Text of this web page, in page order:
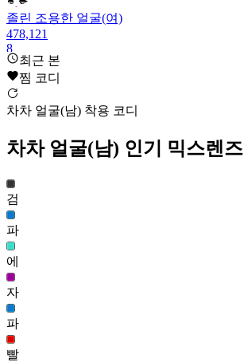
졸린 조용한 얼굴(여)
478,121
8
졸린 얼굴(여)
447,892
9
차분한 루시드 얼굴(남)
412,144
차차 얼굴(남)
408,768
11
아잉 얼굴(남)
348,072
12
아잉 얼굴(여)
337,086
13
최근 본
찜 코디
차차 얼굴(남) 착용 코디
차차 얼굴(남) 인기 믹스렌즈
검
파
에
자
파
빨